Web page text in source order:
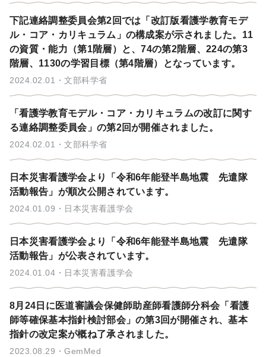
下記連絡調整委員会第2回では「改訂版看護学教育モデ
ル・コア・カリキュラム」の構成案が示されました。11
の資質・能力（第1階層）と、74の第2階層、224の第3
階層、1130の学習目標（第4階層）となっています。
2024.02.01 文部科学省
「看護学教育モデル・コア・カリキュラムの改訂に関す
る連絡調整委員会」の第2回が開催されました。
2024.02.01 文部科学省
日本災害看護学会より「令和6年能登半島地震 先遣隊
活動報告」が順次公開されています。
2024.01.09 日本災害看護学会
日本災害看護学会より「令和6年能登半島地震 先遣隊
活動報告」が公表されています。
2024.01.04 日本災害看護学会
8月24日に医道審議会保健師助産師看護師分科会「看護
師等確保基本指針検討部会」の第3回が開催され、基本
指針の改定案が概ね了承されました。
2023.08.29 GemMed